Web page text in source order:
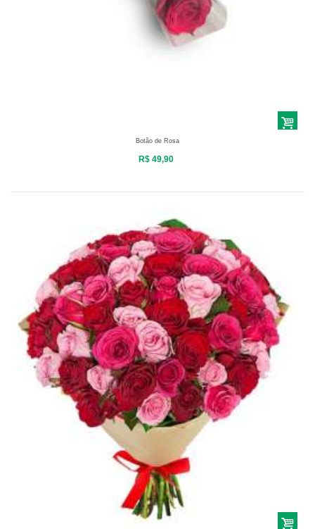
Botão de Rosa
R$ 49,90